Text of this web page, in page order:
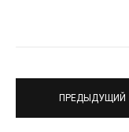
ПРЕДЫДУЩИЙ